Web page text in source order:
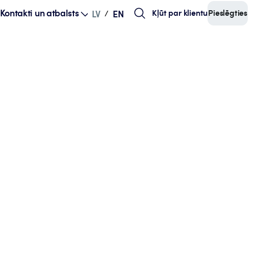
Kontakti un atbalsts LV / EN Kļūt par klientuPieslēgties